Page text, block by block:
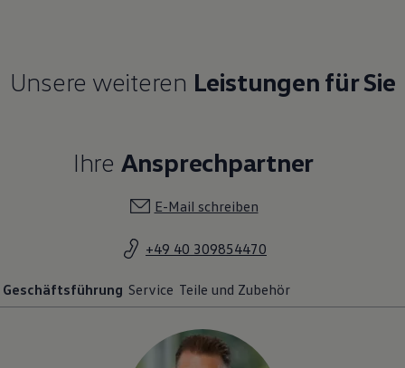
Unsere weiteren Leistungen für Sie
Ihre Ansprechpartner
E-Mail schreiben
+49 40 309854470
Geschäftsführung Service Teile und Zubehör